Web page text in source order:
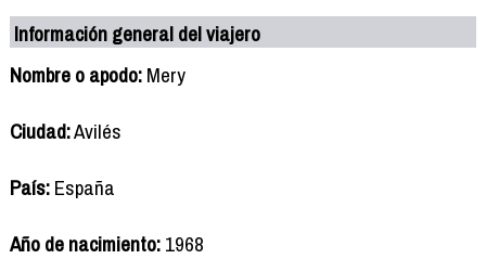
Información general del viajero
Nombre o apodo:Mery
Ciudad:Avilés
País:España
Año de nacimiento:1968